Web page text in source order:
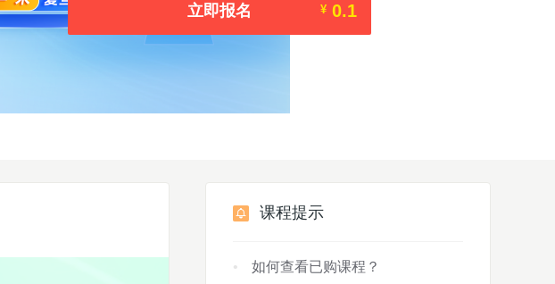
立即报名 ¥ 0.1
课程提示
如何查看已购课程？